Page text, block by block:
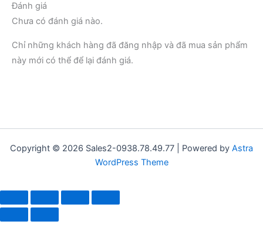
Đánh giá
Chưa có đánh giá nào.
Chỉ những khách hàng đã đăng nhập và đã mua sản phẩm
này mới có thể để lại đánh giá.
Copyright © 2026 Sales2-0938.78.49.77 | Powered by Astra
WordPress Theme